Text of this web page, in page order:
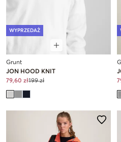
WYPRZEDAŻ
Grunt
JON HOOD KNIT
79,60 zł199 zł